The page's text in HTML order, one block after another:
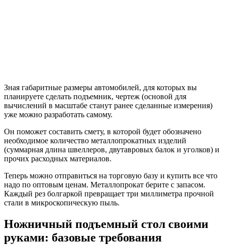
Зная габаритные размеры автомобилей, для которых вы
планируете сделать подъемник, чертеж (основой для
вычислений в масштабе станут ранее сделанные измерения)
уже можно разработать самому.
Он поможет составить смету, в которой будет обозначено
необходимое количество металлопрокатных изделий
(суммарная длина швеллеров, двутавровых балок и уголков) и
прочих расходных материалов.
Теперь можно отправиться на торговую базу и купить все что
надо по оптовым ценам. Металлопрокат берите с запасом.
Каждый рез болгаркой превращает три миллиметра прочной
стали в микроскопическую пыль.
Ножничный подъемный стол своими
руками: базовые требования